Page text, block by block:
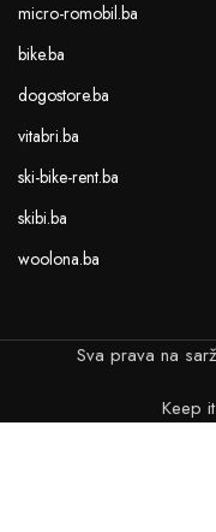
micro-romobil.ba
bike.ba
dogostore.ba
vitabri.ba
ski-bike-rent.ba
skibi.ba
woolona.ba
Sva prava na
Keep